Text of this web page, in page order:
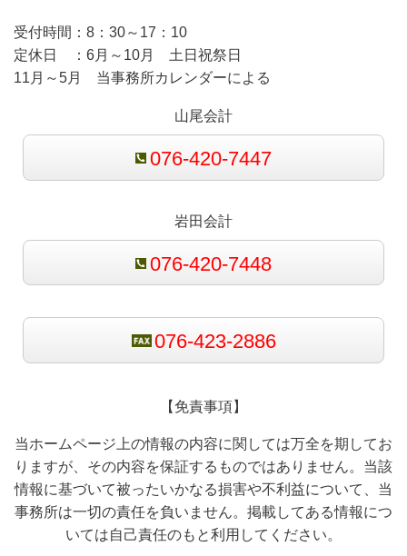
受付時間： 8：30～17：10
定休日 ： 6月～10月 土日祝祭日
11月～5月 当事務所カレンダーによる
山尾会計
076-420-7447
岩田会計
076-420-7448
076-423-2886
【免責事項】
当ホームページ上の情報の内容に関しては万全を期してお
りますが、その内容を保証するものではありません。当該
情報に基づいて被ったいかなる損害や不利益について、当
事務所は一切の責任を負いません。掲載してある情報につ
いては自己責任のもと利用してください。